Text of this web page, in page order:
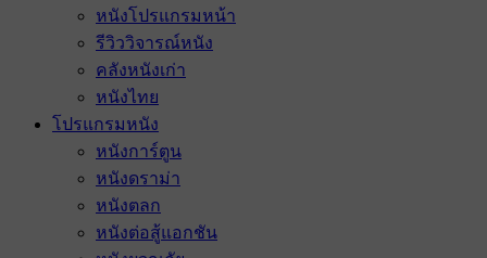
หนังโปรแกรมหน้า
รีวิววิจารณ์หนัง
คลังหนังเก่า
หนังไทย
โปรแกรมหนัง
หนังการ์ตูน
หนังดราม่า
หนังตลก
หนังต่อสู้แอกชัน